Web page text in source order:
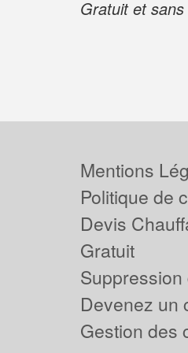
Gratuit et
Mentions
Politique de
Devis
Gratuit
Devenez un
Gestion des